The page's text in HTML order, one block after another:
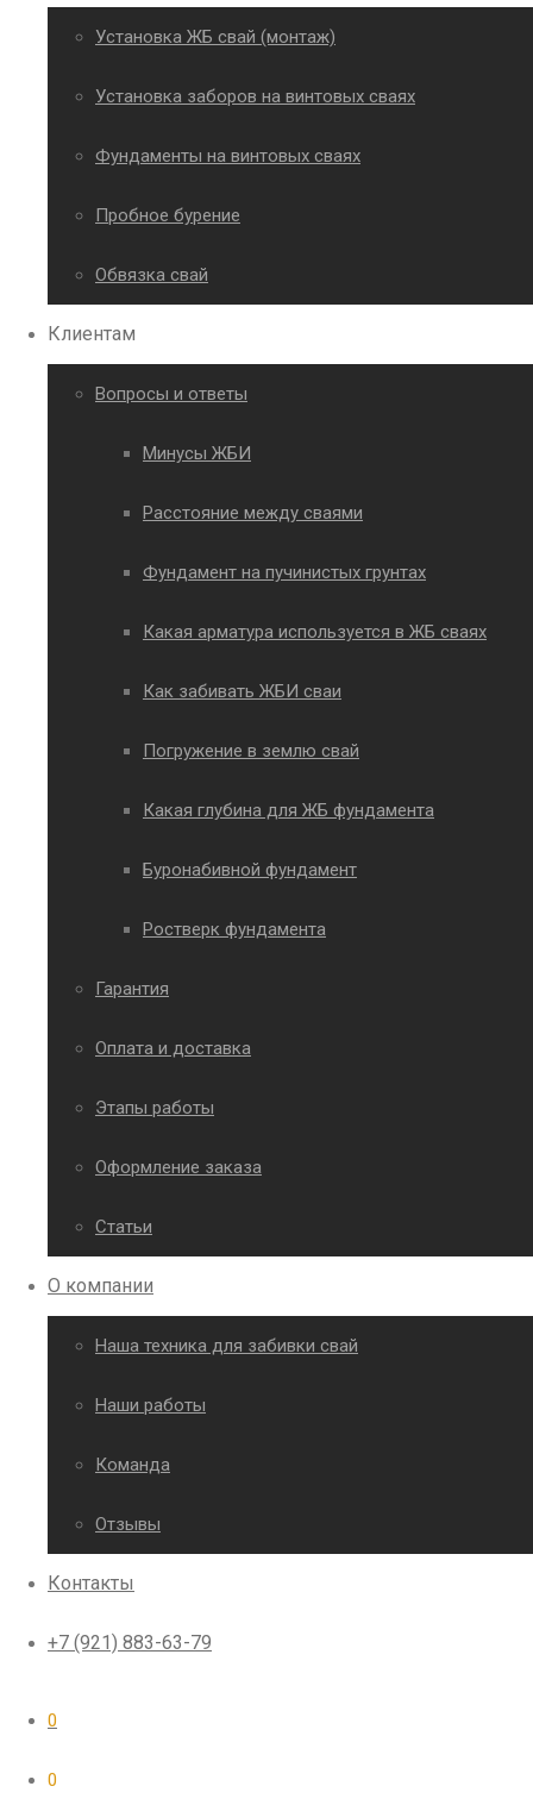
Установка ЖБ свай (монтаж)
Установка заборов на винтовых сваях
Фундаменты на винтовых сваях
Пробное бурение
Обвязка свай
Клиентам
Вопросы и ответы
Минусы ЖБИ
Расстояние между сваями
Фундамент на пучинистых грунтах
Какая арматура используется в ЖБ сваях
Как забивать ЖБИ сваи
Погружение в землю свай
Какая глубина для ЖБ фундамента
Буронабивной фундамент
Ростверк фундамента
Гарантия
Оплата и доставка
Этапы работы
Оформление заказа
Статьи
О компании
Наша техника для забивки свай
Наши работы
Команда
Отзывы
Контакты
+7 (921) 883-63-79
0
0